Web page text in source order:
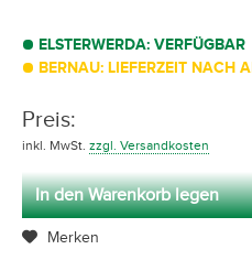
ELSTERWERDA: VERFÜGBAR
BERNAU: LIEFERZEIT NACH
Preis:
inkl. MwSt. zzgl. Versandkosten
In den Warenkorb legen
Merken